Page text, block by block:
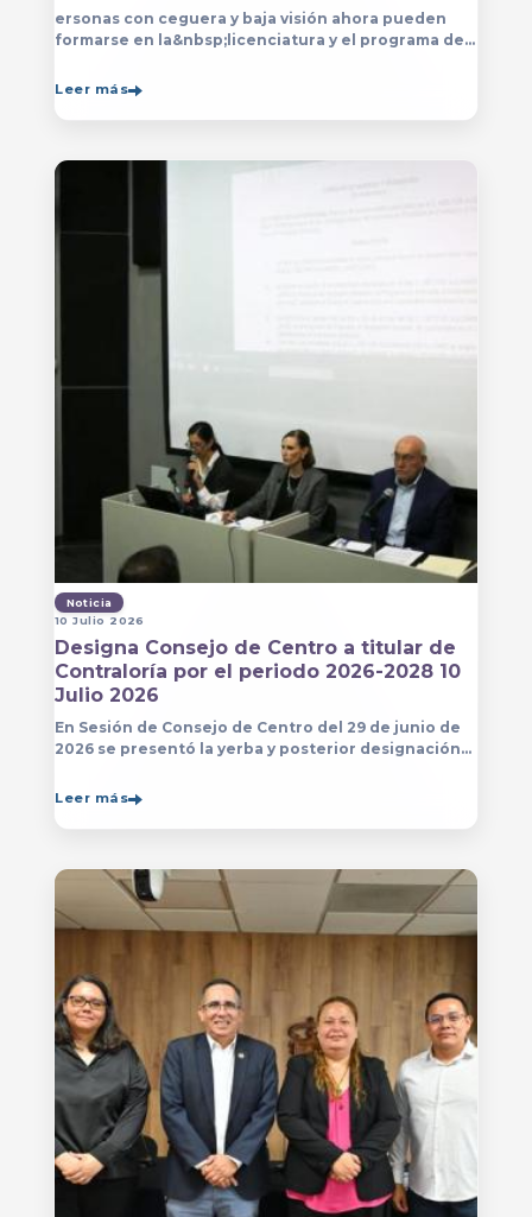
ersonas con ceguera y baja visión ahora pueden
formarse en la&nbsp;licenciatura y el programa de
el&nbsp;
Leer más
Noticia
10 Julio 2026
Designa Consejo de Centro a titular de
Contraloría por el periodo 2026-2028 10
Julio 2026
En Sesión de Consejo de Centro del 29 de junio de
2026 se presentó la yerba y posterior designación
del Centro Universitario de Arte, Arquitectura
Leer más